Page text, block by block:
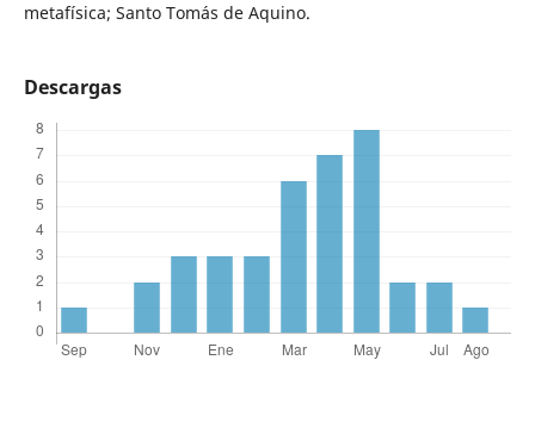
metafísica; Santo Tomás de Aquino.
Descargas